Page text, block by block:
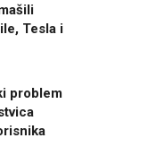
Tesla i
problem